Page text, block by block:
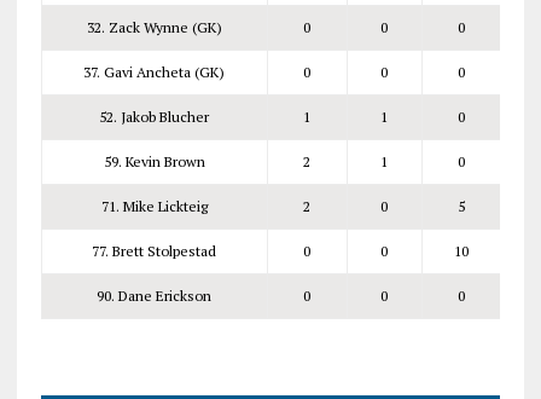
32. Zack Wynne (GK) 0 0 0
37. Gavi Ancheta (GK) 0 0 0
52. Jakob Blucher 1 1 0
59. Kevin Brown 2 1 0
71. Mike Lickteig 2 0 5
77. Brett Stolpestad 0 0 10
90. Dane Erickson 0 0 0